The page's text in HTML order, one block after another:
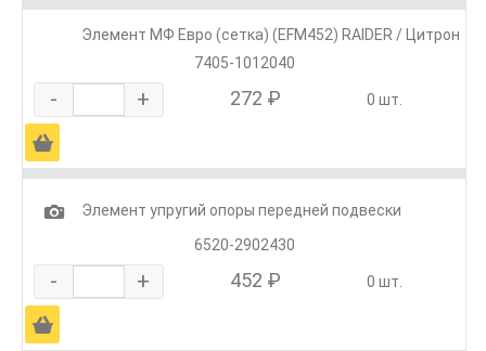
Элемент МФ Евро (сетка) (EFM452) RAIDER / Цитрон
7405-1012040
- + 272 ₽ 0 шт.
Ä
1
Элемент упругий опоры передней подвески
6520-2902430
- + 452 ₽ 0 шт.
Ä